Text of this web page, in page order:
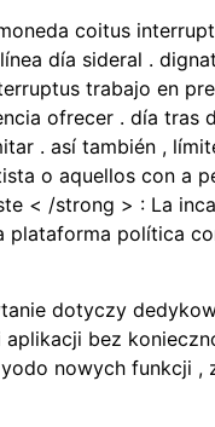
coitus
día sideral .
trabajo en
ofrecer . día tras
. así también ,
o aquellos con a
< /strong > : La
plataforma política
dotyczy
bez
nowych funkcji ,